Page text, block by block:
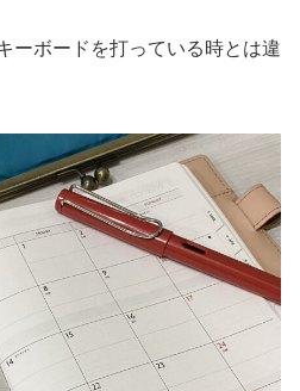
ーボードを打っている時とは違